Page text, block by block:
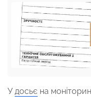
У досьє на